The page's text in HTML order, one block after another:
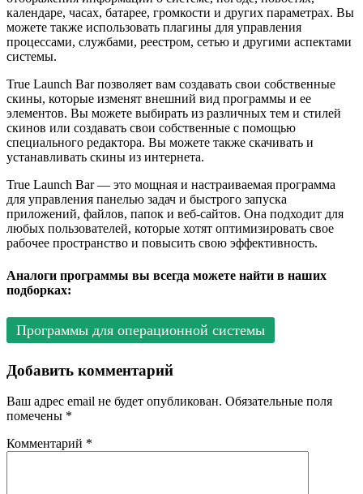
календаре, часах, батарее, громкости и других параметрах. Вы
можете также использовать плагины для управления
процессами, службами, реестром, сетью и другими аспектами
системы.
True Launch Bar позволяет вам создавать свои собственные
скины, которые изменят внешний вид программы и ее
элементов. Вы можете выбирать из различных тем и стилей
скинов или создавать свои собственные с помощью
специального редактора. Вы можете также скачивать и
устанавливать скины из интернета.
True Launch Bar — это мощная и настраиваемая программа
для управления панелью задач и быстрого запуска
приложений, файлов, папок и веб-сайтов. Она подходит для
любых пользователей, которые хотят оптимизировать свое
рабочее пространство и повысить свою эффективность.
Аналоги программы вы всегда можете найти в наших
подборках:
Программы для операционной системы
Добавить комментарий
Ваш адрес email не будет опубликован. Обязательные поля
помечены *
Комментарий *